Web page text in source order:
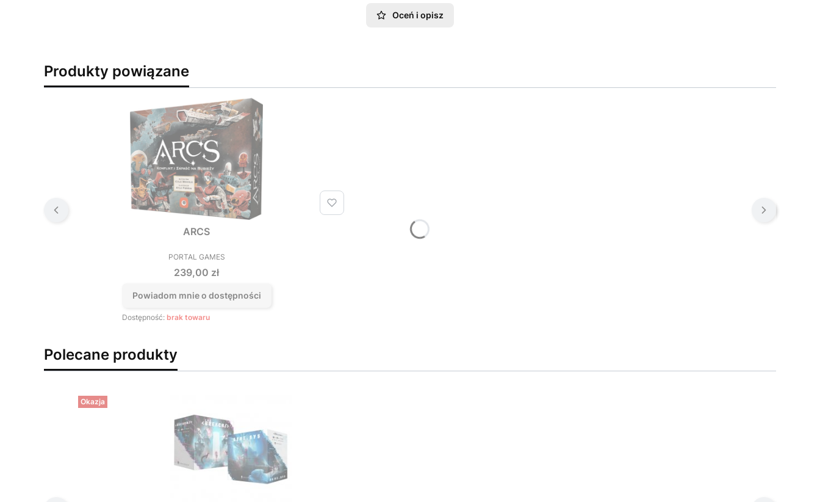
Oceń i opisz
Produkty powiązane
ARCS
PRODUCENT
PORTAL GAMES
Cena
239,00 zł
Powiadom mnie o dostępności
Dostępność: brak towaru
Polecane produkty
Okazja